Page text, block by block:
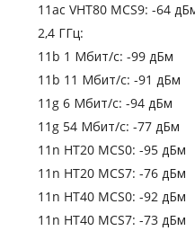
11ac VHT80 MCS9: -64
2,4 ГГц:
11b 1 Мбит/с: -99 дБм
11b 11 Мбит/с: -91 дБм
11g 6 Мбит/с: -94 дБм
11g 54 Мбит/с: -77 дБм
11n HT20 MCS0: -95 дБм
11n HT20 MCS7: -76 дБм
11n HT40 MCS0: -92 дБм
11n HT40 MCS7: -73 дБм